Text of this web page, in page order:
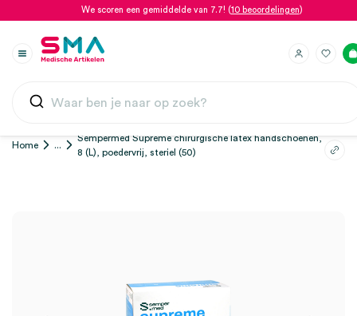
We scoren een gemiddelde van 7.7! (10 beoordelingen)
Home ...
Sempermed Supreme chirurgische latex handschoenen,
8 (L), poedervrij, steriel (50)